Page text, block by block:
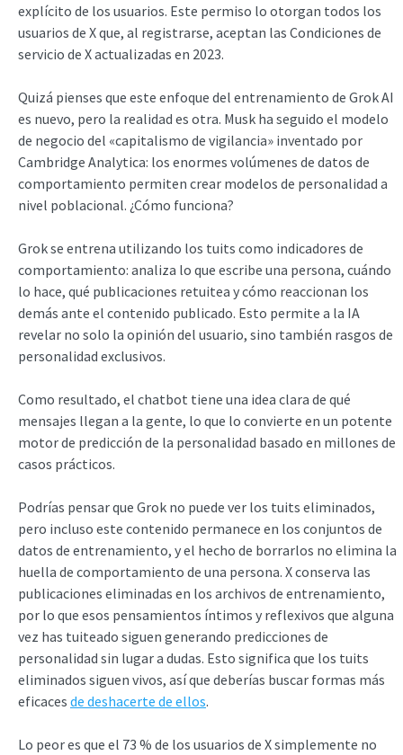
explícito de los usuarios. Este permiso lo otorgan todos los
usuarios de X que, al registrarse, aceptan las Condiciones de
servicio de X actualizadas en 2023.
Quizá pienses que este enfoque del entrenamiento de Grok AI
es nuevo, pero la realidad es otra. Musk ha seguido el modelo
de negocio del «capitalismo de vigilancia» inventado por
Cambridge Analytica: los enormes volúmenes de datos de
comportamiento permiten crear modelos de personalidad a
nivel poblacional. ¿Cómo funciona?
Grok se entrena utilizando los tuits como indicadores de
comportamiento: analiza lo que escribe una persona, cuándo
lo hace, qué publicaciones retuitea y cómo reaccionan los
demás ante el contenido publicado. Esto permite a la IA
revelar no solo la opinión del usuario, sino también rasgos de
personalidad exclusivos.
Como resultado, el chatbot tiene una idea clara de qué
mensajes llegan a la gente, lo que lo convierte en un potente
motor de predicción de la personalidad basado en millones de
casos prácticos.
Podrías pensar que Grok no puede ver los tuits eliminados,
pero incluso este contenido permanece en los conjuntos de
datos de entrenamiento, y el hecho de borrarlos no elimina la
huella de comportamiento de una persona. X conserva las
publicaciones eliminadas en los archivos de entrenamiento,
por lo que esos pensamientos íntimos y reflexivos que alguna
vez has tuiteado siguen generando predicciones de
personalidad sin lugar a dudas. Esto significa que los tuits
eliminados siguen vivos, así que deberías buscar formas más
eficaces de deshacerte de ellos.
Lo peor es que el 73 % de los usuarios de X simplemente no